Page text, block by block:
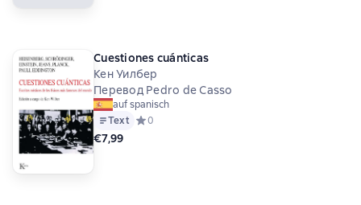
Cuestiones cuánticas
Кен Уилбер
Перевод Pedro de Casso
auf spanisch
Text Средний рейтинг 0 на основе 0 оценок
0
€7,99